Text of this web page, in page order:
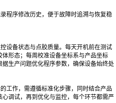
程序修改历史，便于故障时追溯与恢复稳
设备状态与点胶质量。每天开机前在测试
形态；每周校准设备坐标系与产品坐标
生产问题优化程序参数，确保设备始终处
工作，需遵循标准化步骤，同时结合产品
调试，再到优化与监控，每个环节都需严